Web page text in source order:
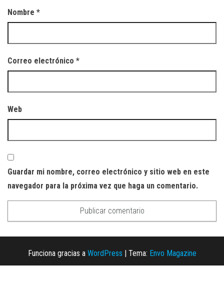
Nombre *
Correo electrónico *
Web
Guardar mi nombre, correo electrónico y sitio web en este
navegador para la próxima vez que haga un comentario.
Funciona gracias a WordPress Tema: Envo Magazine